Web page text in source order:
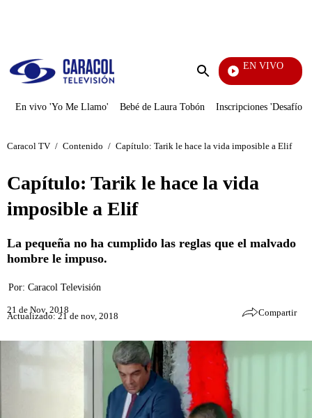
Enviar
EN VIVO
Día A Día
En vivo 'Yo Me Llamo' Bebé de Laura Tobón Inscripciones 'Desafío'
Caracol TV / Contenido / Capítulo: Tarik le hace la vida imposible a Elif
Capítulo: Tarik le hace la vida
imposible a Elif
La pequeña no ha cumplido las reglas que el malvado
hombre le impuso.
Por: Caracol Televisión
21 de Nov, 2018
Actualizado: 21 de nov, 2018 Compartir